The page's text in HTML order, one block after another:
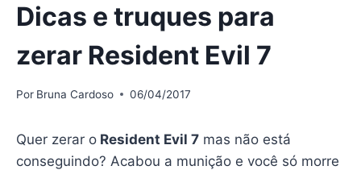
Dicas e truques para
zerar Resident Evil 7
Por Bruna Cardoso 06/04/2017
Quer zerar oResident Evil 7mas não está
conseguindo? Acabou a munição e você só morre